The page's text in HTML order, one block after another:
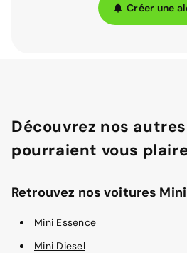
Créer une
Découvrez nos
pourraient vous
Retrouvez nos voitures
Mini Essence
Mini Diesel